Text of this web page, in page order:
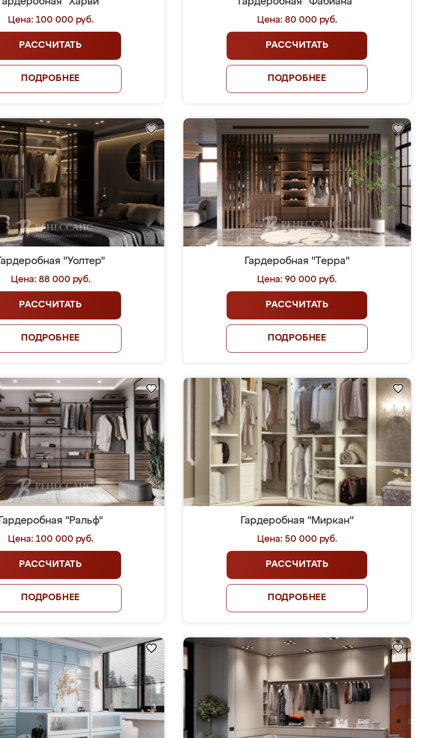
Цена: 100 000 руб.
РАССЧИТАТЬ
ПОДРОБНЕЕ
Цена: 80 000 руб.
РАССЧИТАТЬ
ПОДРОБНЕЕ
Гардеробная "Уолтер"
Цена: 88 000 руб.
РАССЧИТАТЬ
ПОДРОБНЕЕ
Гардеробная "Терра"
Цена: 90 000 руб.
РАССЧИТАТЬ
ПОДРОБНЕЕ
Гардеробная "Ральф"
Цена: 100 000 руб.
РАССЧИТАТЬ
ПОДРОБНЕЕ
Гардеробная "Миркан"
Цена: 50 000 руб.
РАССЧИТАТЬ
ПОДРОБНЕЕ